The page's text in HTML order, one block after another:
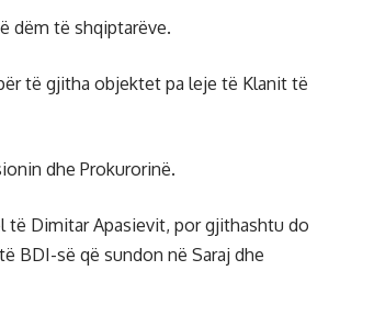
dëm të shqiptarëve.
të gjitha objektet pa leje të Klanit të
dhe Prokurorinë.
të Dimitar Apasievit, por gjithashtu do
BDI-së që sundon në Saraj dhe